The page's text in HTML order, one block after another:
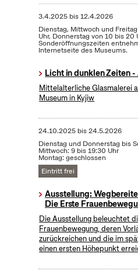
3.4.2025bis12.4.2026
Dienstag, Mittwoch und
Uhr, Donnerstag von 10 bis 20
Sonderöffnungszeiten
Internetseite des Museums.
Licht in dunklen Zeiten
Mittelalterliche Glasmalerei
Museum in Kyjiw
24.10.2025bis24.5.2026
Dienstag und Donnerstag bis
Mittwoch: 9 bis 19:30 Uhr
Montag: geschlossen
Eintritt frei
Ausstellung:
Die Erste
Die Ausstellung beleuchtet
Frauenbewegung, deren
zurückreichen und die im
einen ersten Höhepunkt